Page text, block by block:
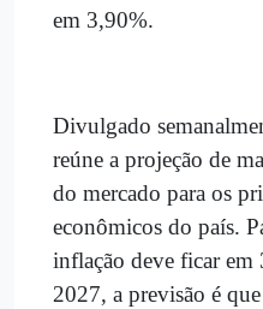
em 3,90%.
Divulgado
reúne a projeção de
do mercado para os
econômicos do país.
inflação deve ficar em
2027, a previsão é